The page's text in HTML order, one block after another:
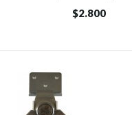
$2.800